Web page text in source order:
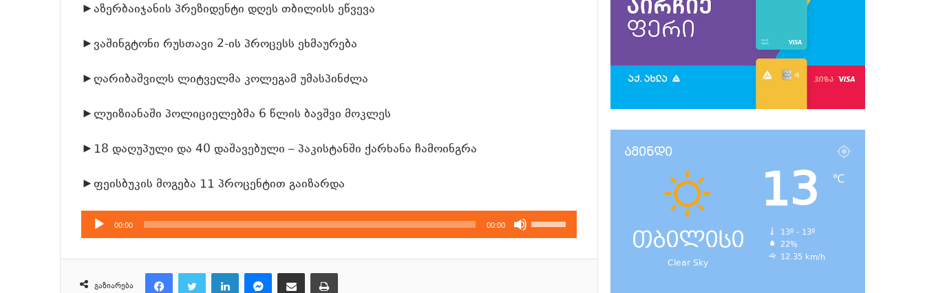
►აზერბაიჯანის პრეზიდენტი დღეს თბილისს ეწვევა
►ვაშინგტონი რუსთავი 2-ის პროცესს ეხმაურება
►ღარიბაშვილს ლიტველმა კოლეგამ უმასპინძლა
►ლუიზიანაში პოლიციელებმა 6 წლის ბავშვი მოკლეს
►18 დაღუპული და 40 დაშავებული – პაკისტანში ქარხანა ჩამოინგრა
►ფეისბუკის მოგება 11 პროცენტით გაიზარდა
აუდიო
დამკვრელი
00:00 00:00
გამოიყენეთ
კლავჲშები
გაზიარება
ამინდი
თბილისი
Clear Sky
13 ℃
13º - 13º
22%
12.35 km/h